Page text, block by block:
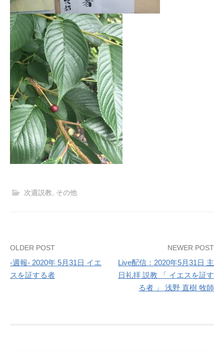
次週説教, その他
Post
navigation
OLDER POST
-週報- 2020年 5月31日 イエ
スを証する者
NEWER POST
Live配信：2020年5月31日 主
日礼拝 説教 「 イエスを証す
る者 」 浅野 直樹 牧師